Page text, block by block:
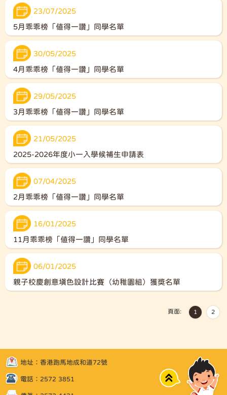
23/07/2025
5月乖乖榜「值得一讚」同學名單
30/05/2025
4月乖乖榜「值得一讚」同學名單
29/05/2025
3月乖乖榜「值得一讚」同學名單
21/05/2025
2025-2026年度小一入學候補生申請表
07/04/2025
2月乖乖榜「值得一讚」同學名單
16/01/2025
11月乖乖榜「值得一讚」同學名單
06/01/2025
親子校慶創意填色設計比賽（幼稚園組）獲獎名單
頁面: 1 2
地址：香港跑馬地成和道72號
電話：2572 3851
Top